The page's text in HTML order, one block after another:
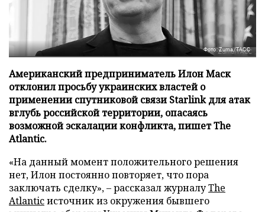
Фото: Zuma/ТАСС
Американский предприниматель Илон Маск
отклонил просьбу украинских властей о
применении спутниковой связи Starlink для атак
вглубь российской территории, опасаясь
возможной эскалации конфликта, пишет The
Atlantic.
«На данный момент положительного решения
нет, Илон постоянно повторяет, что пора
заключать сделку», – рассказал журналуThe
Atlanticисточник из окружения бывшего